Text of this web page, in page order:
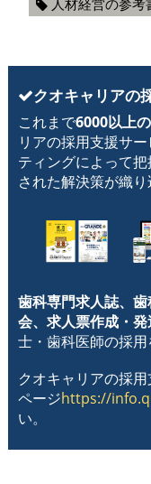
クオキャリアの
これまで6000以上
リアの採用支援サ
ティングによって
された解決策が織り
歯科専門求人誌、
会、求人票作成・
士・歯科医師の採用
クオキャリアの採
ページhttps://
い。